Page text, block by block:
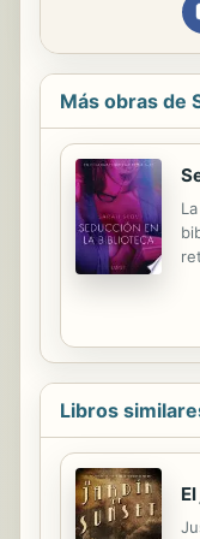
Más obras de
Libros